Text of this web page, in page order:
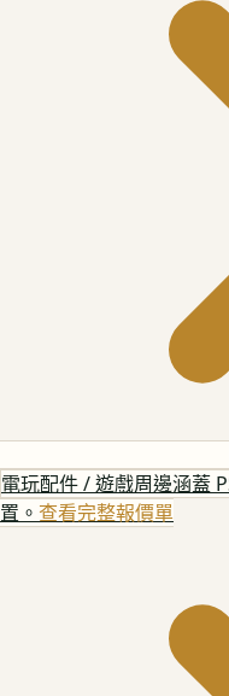
電玩配件 / 遊戲周邊涵蓋
置。 查看完整報價單